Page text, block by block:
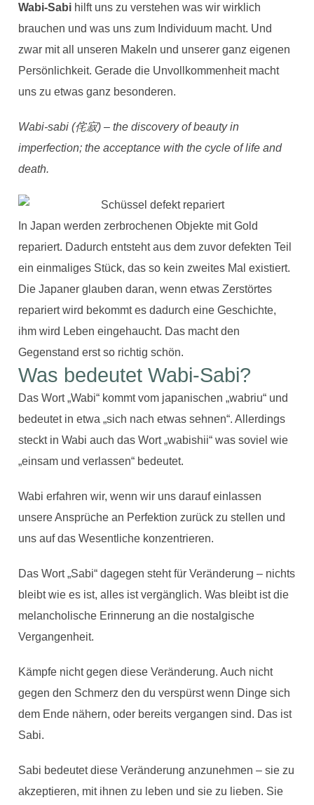
Wabi-Sabi hilft uns zu verstehen was wir wirklich
brauchen und was uns zum Individuum macht. Und
zwar mit all unseren Makeln und unserer ganz eigenen
Persönlichkeit. Gerade die Unvollkommenheit macht
uns zu etwas ganz besonderen.
Wabi-sabi (侘寂) – the discovery of beauty in
imperfection; the acceptance with the cycle of life and
death.
In Japan werden zerbrochenen Objekte mit Gold
repariert. Dadurch entsteht aus dem zuvor defekten Teil
ein einmaliges Stück, das so kein zweites Mal existiert.
Die Japaner glauben daran, wenn etwas Zerstörtes
repariert wird bekommt es dadurch eine Geschichte,
ihm wird Leben eingehaucht. Das macht den
Gegenstand erst so richtig schön.
Was bedeutet Wabi-Sabi?
Das Wort „Wabi“ kommt vom japanischen „wabriu“ und
bedeutet in etwa „sich nach etwas sehnen“. Allerdings
steckt in Wabi auch das Wort „wabishii“ was soviel wie
„einsam und verlassen“ bedeutet.
Wabi erfahren wir, wenn wir uns darauf einlassen
unsere Ansprüche an Perfektion zurück zu stellen und
uns auf das Wesentliche konzentrieren.
Das Wort „Sabi“ dagegen steht für Veränderung – nichts
bleibt wie es ist, alles ist vergänglich. Was bleibt ist die
melancholische Erinnerung an die nostalgische
Vergangenheit.
Kämpfe nicht gegen diese Veränderung. Auch nicht
gegen den Schmerz den du verspürst wenn Dinge sich
dem Ende nähern, oder bereits vergangen sind. Das ist
Sabi.
Sabi bedeutet diese Veränderung anzunehmen – sie zu
akzeptieren, mit ihnen zu leben und sie zu lieben. Sie